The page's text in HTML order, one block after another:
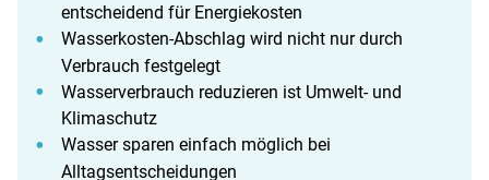
entscheidend für Energiekosten
Wasserkosten-Abschlag wird nicht nur durch
Verbrauch festgelegt
Wasserverbrauch reduzieren ist Umwelt- und
Klimaschutz
Wasser sparen einfach möglich bei
Alltagsentscheidungen